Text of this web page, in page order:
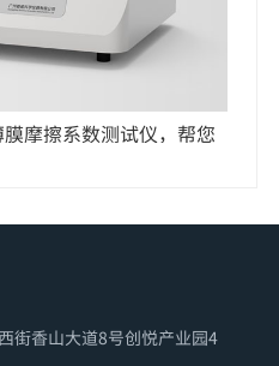
摩擦系数测试仪，帮您
街香山大道8号创悦产业园4